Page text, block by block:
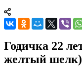
Годичка 22
желтый шелк)